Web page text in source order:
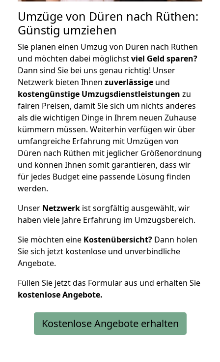
Umzüge von Düren nach Rüthen:
Günstig umziehen
Sie planen einen Umzug von Düren nach Rüthen
und möchten dabei möglichstviel Geld sparen?
Dann sind Sie bei uns genau richtig! Unser
Netzwerk bieten Ihnen zuverlässige und
kostengünstige Umzugsdienstleistungen zu
fairen Preisen, damit Sie sich um nichts anderes
als die wichtigen Dinge in Ihrem neuen Zuhause
kümmern müssen. Weiterhin verfügen wir über
umfangreiche Erfahrung mit Umzügen von
Düren nach Rüthen mit jeglicher Größenordnung
und können Ihnen somit garantieren, dass wir
für jedes Budget eine passende Lösung finden
werden.
Unser Netzwerk ist sorgfältig ausgewählt, wir
haben viele Jahre Erfahrung im Umzugsbereich.
Sie möchten eine Kostenübersicht? Dann holen
Sie sich jetzt kostenlose und unverbindliche
Angebote.
Füllen Sie jetzt das Formular aus und erhalten Sie
kostenloseAngebote.
Kostenlose Angebote erhalten